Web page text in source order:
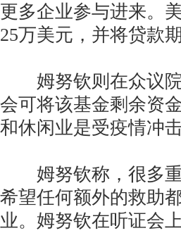
更多企业参与进来。
25万美元，并将贷款
姆努钦则在众议院
会可将该基金剩余资
和休闲业是受疫情冲
姆努钦称，很多重
希望任何额外的救助
业。姆努钦在听证会